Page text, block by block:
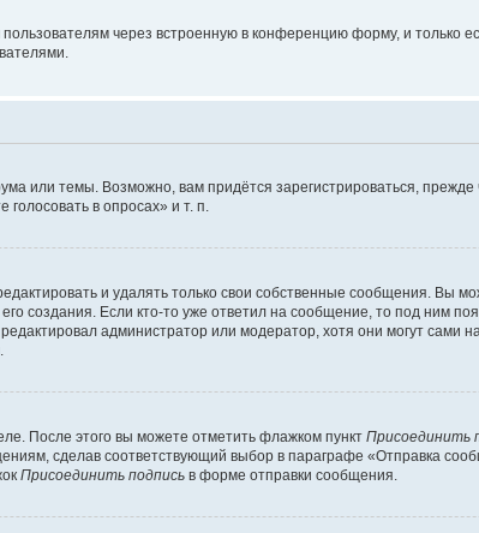
через встроенную в конференцию форму, и только
или темы. Возможно, вам придётся зарегистрироваться,
в опросах» и т. п.
и удалять только свои собственные сообщения. Вы
создания. Если кто-то уже ответил на сообщение, то под ним
администратор или модератор, хотя они могут сами
После этого вы можете отметить флажком пункт Присоединить
сделав соответствующий выбор в параграфе «Отправка
Присоединить подпись в форме отправки сообщения.